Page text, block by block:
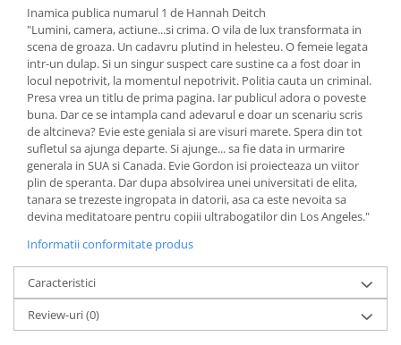
Diverse
Feng Shui
Medicina alternativa
Sa nu razi :((
Drept
Legislatie
Fictiune
Actiune si Aventura
Actiune,aventura
Crime, Thriller, Mistery
Istorica
Literatura de divertisment
Inamica publica numarul 1 de Hannah Deitch
"Lumini, camera, actiune...si crima. O vila de lux transformata in
scena de groaza. Un cadavru plutind in helesteu. O femeie legata
intr-un dulap. Si un singur suspect care sustine ca a fost doar in
locul nepotrivit, la momentul nepotrivit. Politia cauta un criminal.
Presa vrea un titlu de prima pagina. Iar publicul adora o poveste
buna. Dar ce se intampla cand adevarul e doar un scenariu scris
de altcineva? Evie este geniala si are visuri marete. Spera din tot
sufletul sa ajunga departe. Si ajunge... sa fie data in urmarire
generala in SUA si Canada. Evie Gordon isi proiecteaza un viitor
plin de speranta. Dar dupa absolvirea unei universitati de elita,
tanara se trezeste ingropata in datorii, asa ca este nevoita sa
devina meditatoare pentru copiii ultrabogatilor din Los Angeles."
Informatii conformitate produs
Caracteristici
Review-uri(0)